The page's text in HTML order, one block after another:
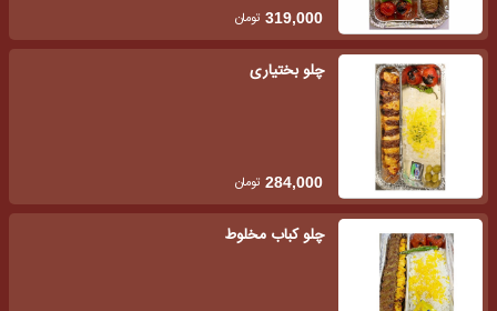
319,000 تومان
چلو بختیاری
284,000 تومان
چلو کباب مخلوط